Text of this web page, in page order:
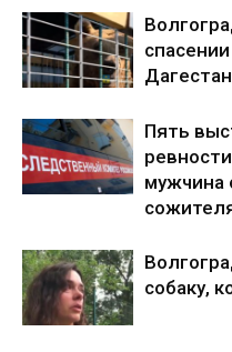
Пять
мужчина
собаку,